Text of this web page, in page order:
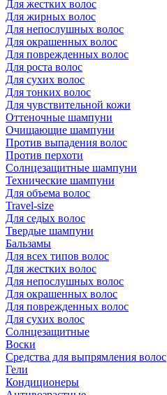
Для жестких волос
Для жирных волос
Для непослушных волос
Для окрашенных волос
Для поврежденных волос
Для роста волос
Для сухих волос
Для тонких волос
Для чувствительной кожи
Оттеночные шампуни
Очищающие шампуни
Против выпадения волос
Против перхоти
Солнцезащитные шампуни
Технические шампуни
Для объема волос
Travel-size
Для седых волос
Твердые шампуни
Бальзамы
Для всех типов волос
Для жестких волос
Для непослушных волос
Для окрашенных волос
Для поврежденных волос
Для сухих волос
Солнцезащитные
Воски
Средства для выпрямления волос
Гели
Кондиционеры